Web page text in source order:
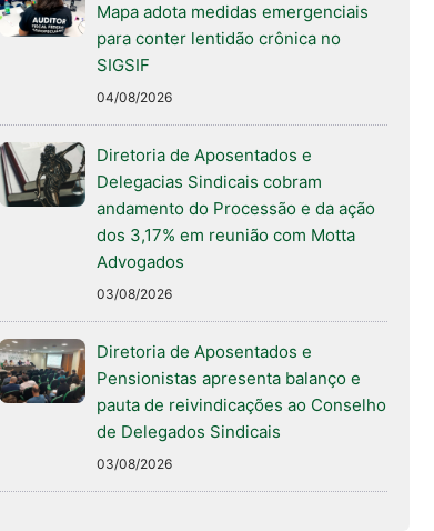
Mapa adota medidas emergenciais
para conter lentidão crônica no
SIGSIF
04/08/2026
Diretoria de Aposentados e
Delegacias Sindicais cobram
andamento do Processão e da ação
dos 3,17% em reunião com Motta
Advogados
03/08/2026
Diretoria de Aposentados e
Pensionistas apresenta balanço e
pauta de reivindicações ao Conselho
de Delegados Sindicais
03/08/2026